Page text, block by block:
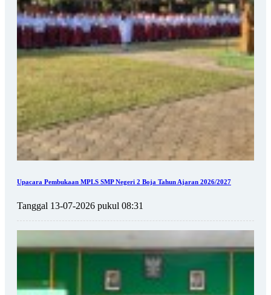
Upacara Pembukaan MPLS SMP Negeri 2 Boja Tahun Ajaran 2026/2027
Tanggal 13-07-2026 pukul 08:31